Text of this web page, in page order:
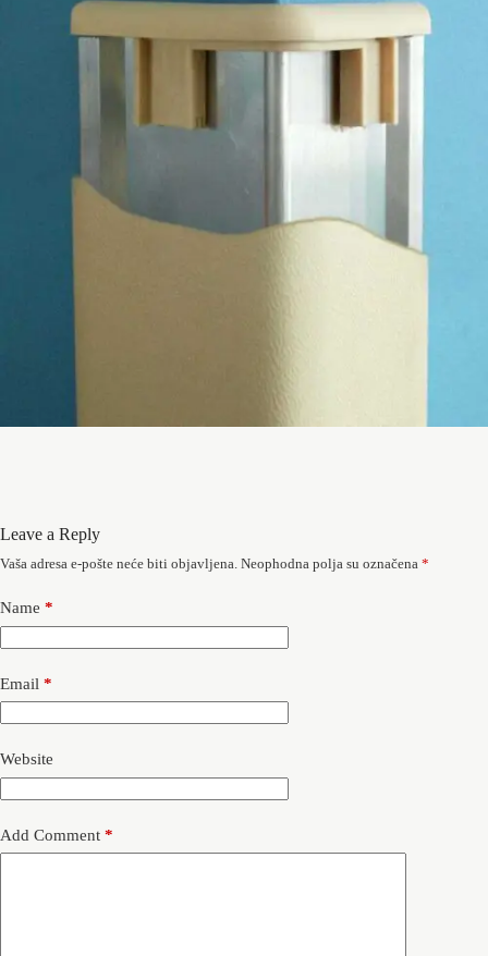
Leave a Reply
Vaša adresa e-pošte neće biti objavljena. Neophodna polja su označena *
Name *
Email *
Website
Add Comment *